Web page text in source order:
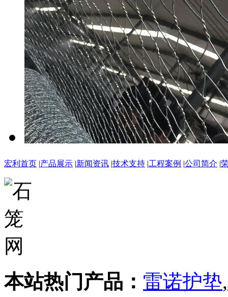
宏利首页 |产品展示 |新闻资讯 |技术支持 |工程案例 |公司简介 |
本站热门产品： 雷诺护垫,